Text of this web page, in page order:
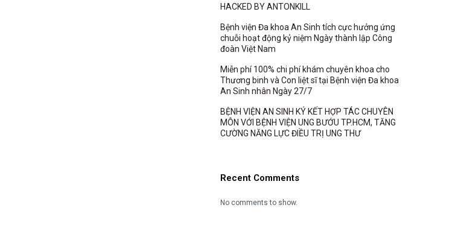
HACKED BY ANTONKILL
Bệnh viện Đa khoa An Sinh tích cực hưởng ứng
chuỗi hoạt động kỷ niệm Ngày thành lập Công
đoàn Việt Nam
Miễn phí 100% chi phí khám chuyên khoa cho
Thương binh và Con liệt sĩ tại Bệnh viện Đa khoa
An Sinh nhân Ngày 27/7
BỆNH VIỆN AN SINH KÝ KẾT HỢP TÁC CHUYÊN
MÔN VỚI BỆNH VIỆN UNG BƯỚU TP.HCM, TĂNG
CƯỜNG NĂNG LỰC ĐIỀU TRỊ UNG THƯ
Recent Comments
No comments to show.